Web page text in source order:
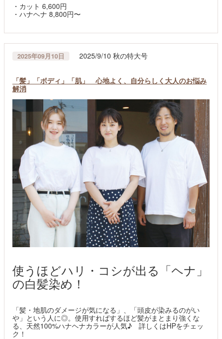
・カット 6,600円
・ハナヘナ 8,800円〜
2025年09月10日 2025/9/10 秋の特大号
「髪」「ボディ」「肌」 心地よく、自分らしく大人のお悩み
解消
使うほどハリ・コシが出る「ヘナ」
の白髪染め！
「髪・地肌のダメージが気になる」、「頭皮が染みるのがい
や」という人に◎。使用すればするほど髪がまとまり強くな
る、天然100%ハナヘナカラーが人気♪ 詳しくはHPをチェッ
ク！